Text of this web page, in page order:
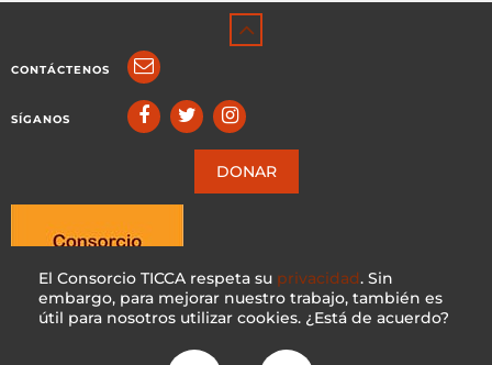
El Consorcio TICCA respeta su privacidad. Sin
embargo, para mejorar nuestro trabajo, también es
útil para nosotros utilizar cookies. ¿Está de acuerdo?
CONTÁCTENOS
SÍGANOS
DONAR